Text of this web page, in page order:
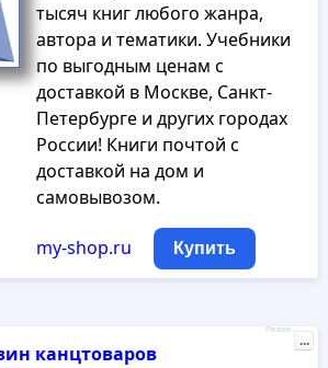
тысяч книг любого жанра,
автора и тематики. Учебники
по выгодным ценам с
доставкой в Москве, Санкт-
Петербурге и других городах
России! Книги почтой с
доставкой на дом и
самовывозом.
my-shop.ru Купить
канцтоваров
Реклама
...